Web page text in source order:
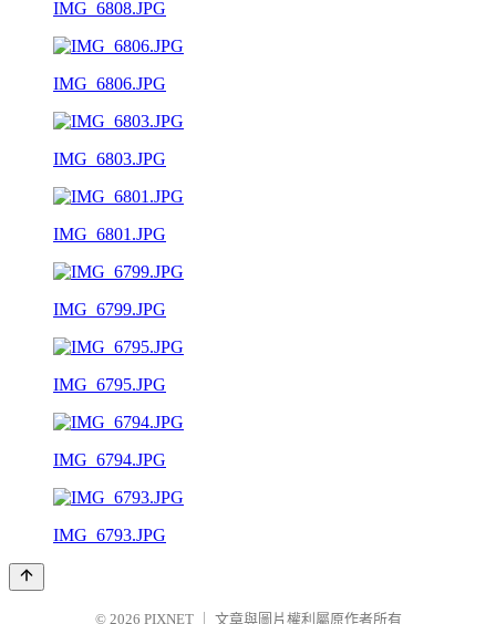
IMG_6808.JPG
IMG_6806.JPG
IMG_6803.JPG
IMG_6801.JPG
IMG_6799.JPG
IMG_6795.JPG
IMG_6794.JPG
IMG_6793.JPG
© 2026 PIXNET 文章與圖片權利屬原作者所有